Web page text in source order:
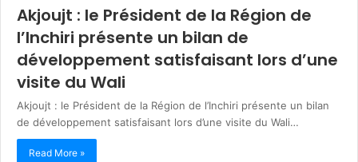
Akjoujt : le Président de la Région de
l’Inchiri présente un bilan de
développement satisfaisant lors d’une
visite du Wali
Akjoujt : le Président de la Région de l’Inchiri présente un bilan
de développement satisfaisant lors d’une visite du Wali…
Read More »